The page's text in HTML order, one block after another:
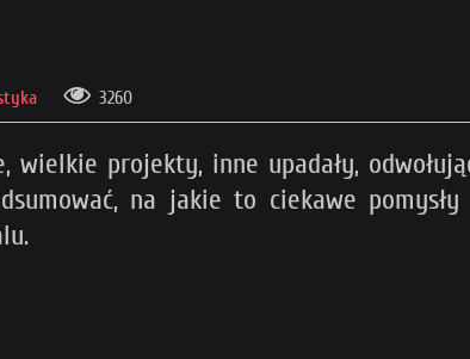
3260
wielkie projekty, inne upadały,
na jakie to ciekawe pomysły